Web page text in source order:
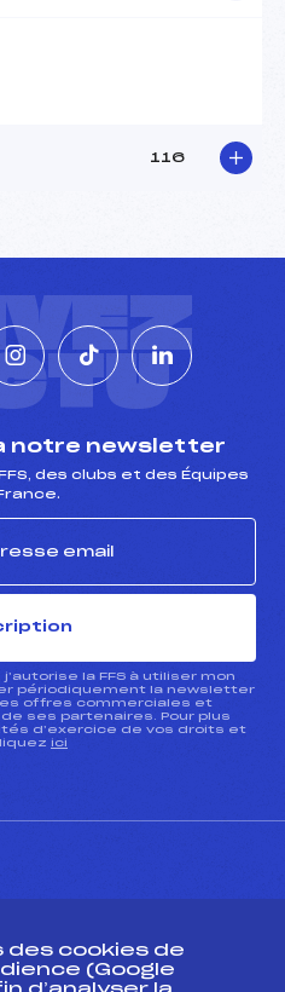
116
notre newsletter
des clubs et des Équipes
la FFS à utiliser mon
périodiquement la newsletter
offres commerciales et
ses partenaires. Pour plus
d’exercice de vos droits et
ici
des cookies de
(Google